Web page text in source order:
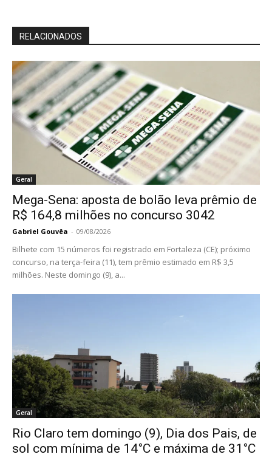
RELACIONADOS
Geral
Mega-Sena: aposta de bolão leva prêmio de
R$ 164,8 milhões no concurso 3042
Gabriel Gouvêa - 09/08/2026
Bilhete com 15 números foi registrado em Fortaleza (CE); próximo
concurso, na terça-feira (11), tem prêmio estimado em R$ 3,5
milhões. Neste domingo (9), a...
Geral
Rio Claro tem domingo (9), Dia dos Pais, de
sol com mínima de 14°C e máxima de 31°C